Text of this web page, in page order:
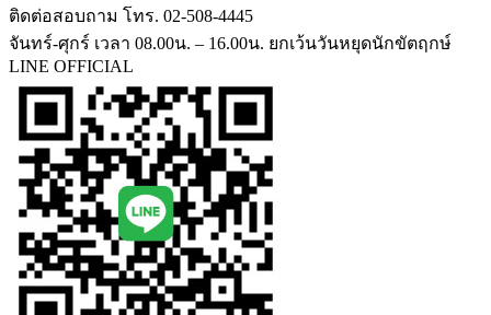
ติดต่อสอบถาม โทร. 02-508-4445
จันทร์-ศุกร์ เวลา 08.00น. – 16.00น. ยกเว้นวันหยุดนักขัตฤกษ์
LINE OFFICIAL